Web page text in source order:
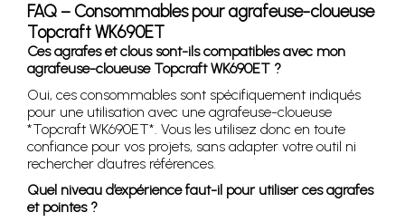
FAQ – Consommables pour agrafeuse-cloueuse
Topcraft WK690ET
Ces agrafes et clous sont-ils compatibles avec mon
agrafeuse-cloueuse Topcraft WK690ET ?
Oui, ces consommables sont spécifiquement indiqués
pour une utilisation avec une agrafeuse-cloueuse
*Topcraft WK690ET*. Vous les utilisez donc en toute
confiance pour vos projets, sans adapter votre outil ni
rechercher d’autres références.
Quel niveau d’expérience faut-il pour utiliser ces agrafes
et pointes ?